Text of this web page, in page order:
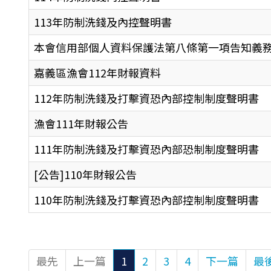
113年防制洗錢及內控聲明書
本會信用部個人資料保護法第八條第一項告知義
嘉義區漁會112年財報資料
112年防制洗錢及打擊資恐內部控制制度聲明書
漁會111年財報公告
111年防制洗錢及打擊資恐內部恐制制度聲明書
[公告]110年財報公告
110年防制洗錢及打擊資恐內部控制制度聲明書
最先 上一篇 1 2 3 4 下一篇 最